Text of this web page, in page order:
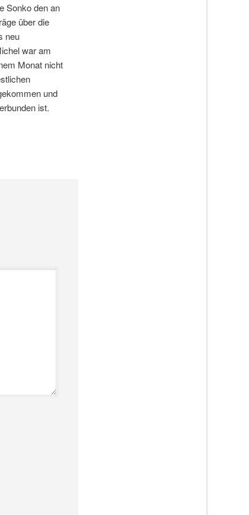
Sonko den an
über die
neu
war am
Monat nicht
und
ist.